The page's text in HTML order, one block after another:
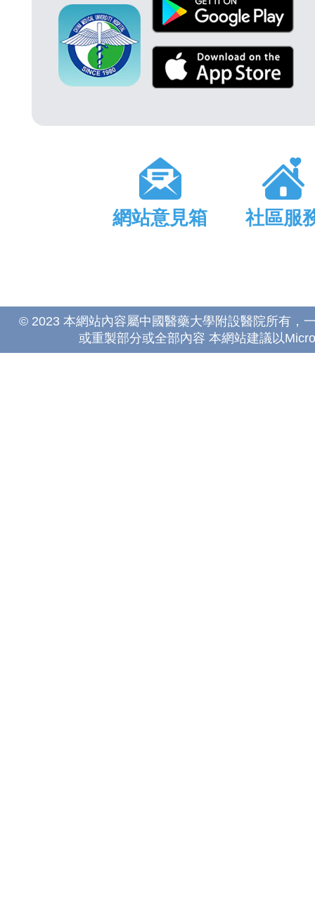
網站意見箱 社區服
© 2023 本網站內容屬中國醫藥大學附設醫院所有，
或重製部分或全部內容 本網站建議以